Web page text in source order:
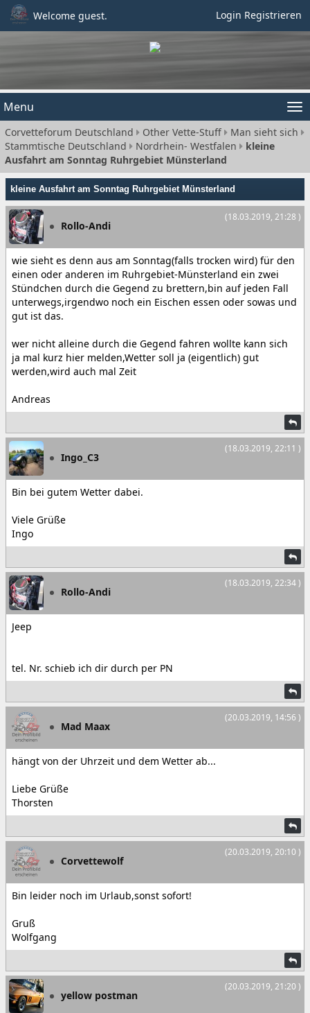
Welcome guest. Login Registrieren
Menu
Corvetteforum Deutschland Other Vette-Stuff
Man sieht sich
Stammtische Deutschland
Nordrhein- Westfalen
kleine
Ausfahrt am Sonntag Ruhrgebiet Münsterland
kleine Ausfahrt am Sonntag Ruhrgebiet Münsterland
(18.03.2019, 21:28 )
Rollo-Andi
wie sieht es denn aus am Sonntag(falls trocken wird) für den
einen oder anderen im Ruhrgebiet-Münsterland ein zwei
Stündchen durch die Gegend zu brettern,bin auf jeden Fall
unterwegs,irgendwo noch ein Eischen essen oder sowas und
gut ist das.
wer nicht alleine durch die Gegend fahren wollte kann sich
ja mal kurz hier melden,Wetter soll ja (eigentlich) gut
werden,wird auch mal Zeit
Andreas
(18.03.2019, 22:11 )
Ingo_C3
Bin bei gutem Wetter dabei.
Viele Grüße
Ingo
(18.03.2019, 22:34 )
Rollo-Andi
Jeep
tel. Nr. schieb ich dir durch per PN
(20.03.2019, 14:56 )
Mad Maax
hängt von der Uhrzeit und dem Wetter ab...
Liebe Grüße
Thorsten
(20.03.2019, 20:10 )
Corvettewolf
Bin leider noch im Urlaub,sonst sofort!
Gruß
Wolfgang
(20.03.2019, 21:20 )
yellow postman